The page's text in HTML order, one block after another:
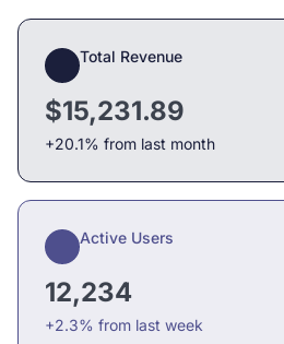
Total Revenue
$15,231.89
+20.1% from last month
Active Users
12,234
+2.3% from last week